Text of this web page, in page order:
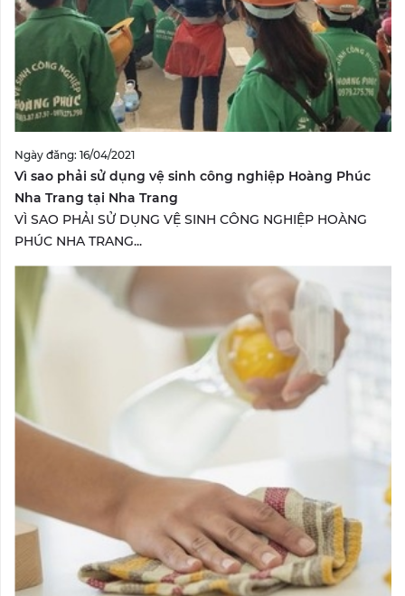
Ngày đăng: 16/04/2021
Vì sao phải sử dụng vệ sinh công nghiệp Hoàng Phúc
Nha Trang tại Nha Trang
VÌ SAO PHẢI SỬ DỤNG VỆ SINH CÔNG NGHIỆP HOÀNG
PHÚC NHA TRANG...